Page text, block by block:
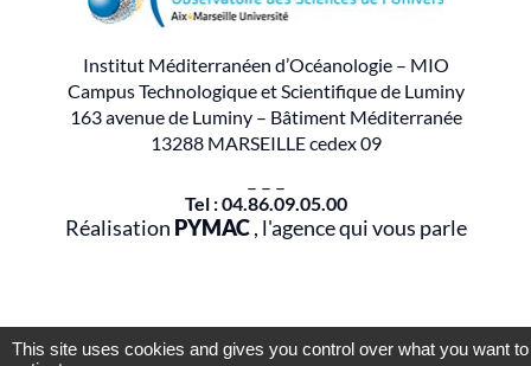
Institut Méditerranéen d’Océanologie – MIO
Campus Technologique et Scientifique de Luminy
163 avenue de Luminy – Bâtiment Méditerranée
13288 MARSEILLE cedex 09
– – –
Tel : 04.86.09.05.00
Réalisation PYMAC, l'agence qui vous parle
This site uses cookies and gives you control over what you want to